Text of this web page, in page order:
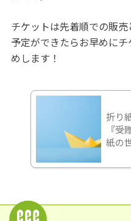
チケットは先着順での販
予定ができたらお早めに
めします！
折り
『
紙の